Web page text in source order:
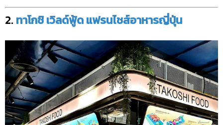
2. ทาโกชิ เวิลด์ฟู้ด แฟรนไชส์อาหารญี่ปุ่น